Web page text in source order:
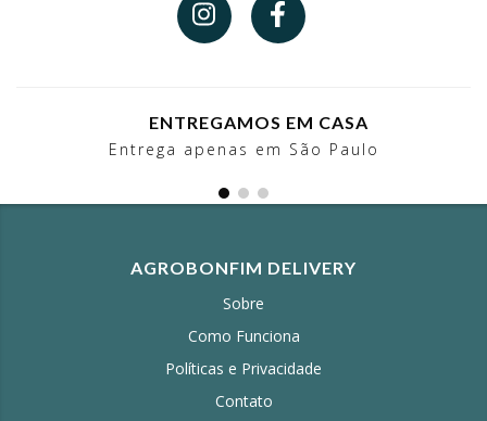
ENTREGAMOS EM CASA
Entrega apenas em São Paulo
AGROBONFIM DELIVERY
Sobre
Como Funciona
Políticas e Privacidade
Contato